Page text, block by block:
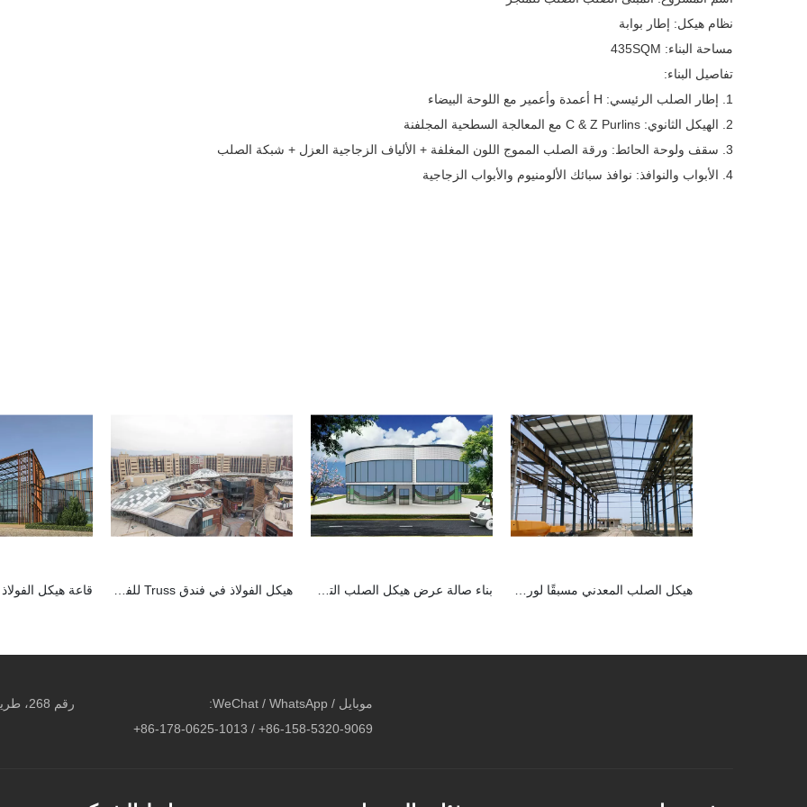
نظام هيكل: إطار بوابة
مساحة البناء: 435SQM
تفاصيل البناء:
1. إطار الصلب الرئيسي: H أعمدة وأعمير مع اللوحة البيضاء
2. الهيكل الثانوي: C & Z Purlins مع المعالجة السطحية المجلفنة
3. سقف ولوحة الحائط: ورقة الصلب المموج اللون المغلفة + الألياف الزجاجية العزل + شبكة الصلب
4. الأبواب والنوافذ: نوافذ سبائك الألومنيوم والأبواب الزجاجية
رقم
موبايل / WeChat / WhatsApp:
86-158-5320-9069+ / 86-178-0625-1013+